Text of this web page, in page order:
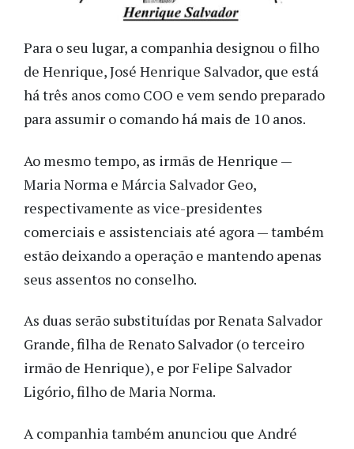
Para o seu lugar, a companhia designou o filho
de Henrique, José Henrique Salvador, que está
há três anos como COO e vem sendo preparado
para assumir o comando há mais de 10 anos.
Ao mesmo tempo, as irmãs de Henrique —
Maria Norma e Márcia Salvador Geo,
respectivamente as vice-presidentes
comerciais e assistenciais até agora — também
estão deixando a operação e mantendo apenas
seus assentos no conselho.
As duas serão substituídas por Renata Salvador
Grande, filha de Renato Salvador (o terceiro
irmão de Henrique), e por Felipe Salvador
Ligório, filho de Maria Norma.
A companhia também anunciou que André